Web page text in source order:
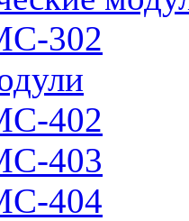
302
402
403
404